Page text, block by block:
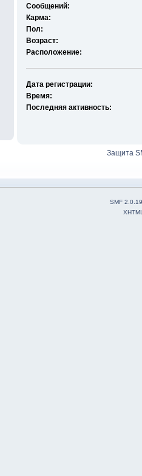
Сообщений:
Карма:
Пол:
Возраст:
Расположение:
Дата регистрации:
Время:
Последняя активность:
Защита
SMF 2.0.19